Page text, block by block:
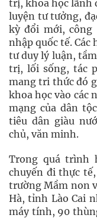
trị, khoa học lãnh
luyện tư tưởng,
kỳ đổi mới, công
nhập quốc tế. Các
tư duy lý luận,
trị, lối sống, tác
mang tri thức đó
khoa học vào các
mạng của dân
tiêu dân giàu
chủ, văn minh.
Trong quá trình
chuyến đi thực
trường Mầm non
Hà, tỉnh Lào Cai
máy tính, 90